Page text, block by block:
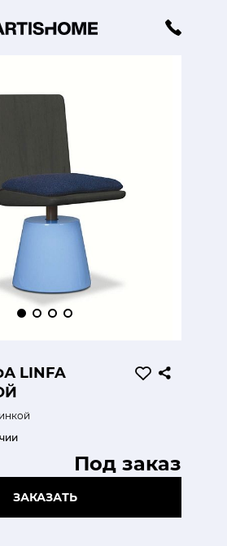
LINFA
Под заказ
ЗАКАЗАТЬ